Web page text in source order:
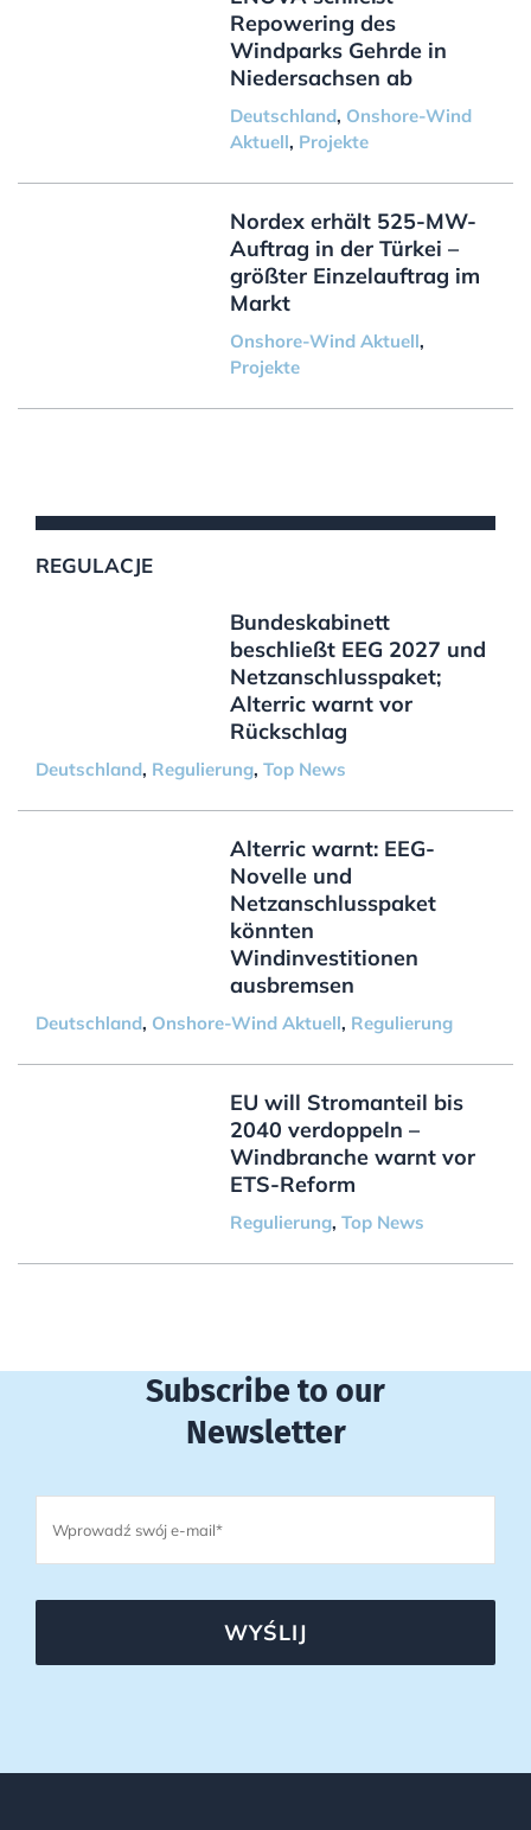
Repowering des
Windparks Gehrde in
Niedersachsen ab
Deutschland, Onshore-Wind
Aktuell, Projekte
Nordex erhält 525-MW-
Auftrag in der Türkei –
größter Einzelauftrag im
Markt
Onshore-Wind Aktuell,
Projekte
REGULACJE
Bundeskabinett
beschließt EEG 2027 und
Netzanschlusspaket;
Alterric warnt vor
Rückschlag
Deutschland, Regulierung, Top News
Alterric warnt: EEG-
Novelle und
Netzanschlusspaket
könnten
Windinvestitionen
ausbremsen
Deutschland, Onshore-Wind Aktuell, Regulierung
EU will Stromanteil bis
2040 verdoppeln –
Windbranche warnt vor
ETS-Reform
Regulierung, Top News
Subscribe to our
Newsletter
WYŚLIJ